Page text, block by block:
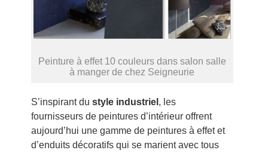
Peinture à effet 10 couleurs dans salon salle
à manger de chez Seigneurie
S’inspirant du style industriel , les
fournisseurs de peintures d’intérieur offrent
aujourd’hui une gamme de peintures à effet et
d’enduits décoratifs qui se marient avec tous